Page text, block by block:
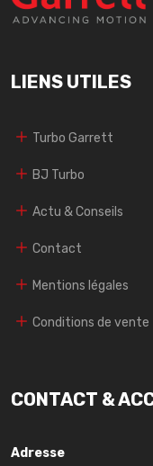
LIENS UTILES
Turbo Garrett
BJ Turbo
Actu & Conseils
Contact
Mentions légales
Conditions de vente
CONTACT &
Adresse